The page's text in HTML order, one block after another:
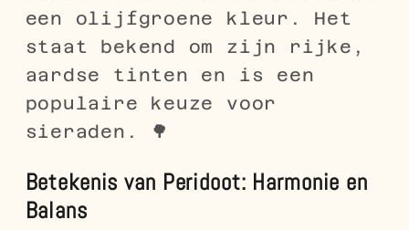
een olijfgroene kleur. Het
staat bekend om zijn rijke,
aardse tinten en is een
populaire keuze voor
sieraden. 🌳
Betekenis van Peridoot: Harmonie en
Balans